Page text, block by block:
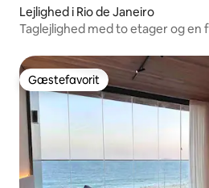
Lejlighed i Rio de Janeiro
Taglejlighed med to etager og en
Gæstefavorit
Gæstefavorit